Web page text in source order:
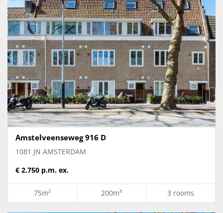
Amstelveenseweg 916 D
1081 JN AMSTERDAM
€ 2.750 p.m. ex.
75m² 200m³ 3 rooms